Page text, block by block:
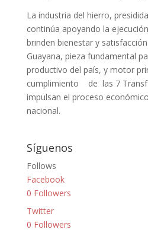
La industria del hierro,
continúa apoyando la
brinden bienestar y
Guayana, pieza fundamental
productivo del país, y motor
cumplimiento de las 7
impulsan el proceso
nacional.
Síguenos
Follows
Facebook
0 Followers
Twitter
0 Followers